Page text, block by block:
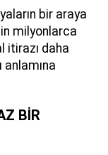
bir araya
milyonlarca
itirazı daha
BİR